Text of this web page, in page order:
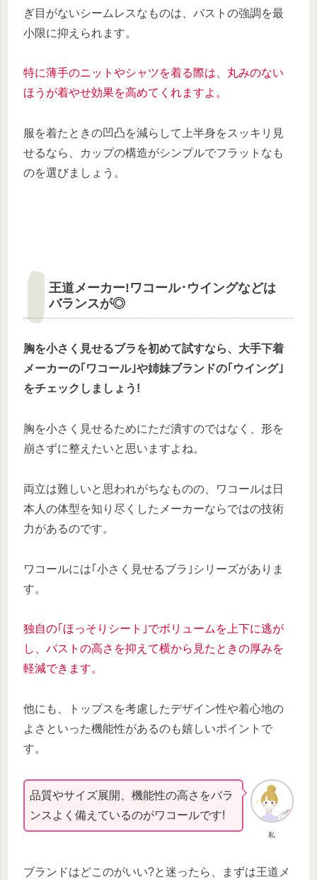
ぎ目がないシームレスなものは、バストの強調を最
小限に抑えられます。
特に薄手のニットやシャツを着る際は、丸みのない
ほうが着やせ効果を高めてくれますよ。
服を着たときの凹凸を減らして上半身をスッキリ見
せるなら、カップの構造がシンプルでフラットなも
のを選びましょう。
王道メーカー!ワコール･ウイングなどは
バランスが◎
胸を小さく見せるブラを初めて試すなら、大手下着
メーカーの｢ワコール｣や姉妹ブランドの｢ウイング｣
をチェックしましょう!
胸を小さく見せるためにただ潰すのではなく、形を
崩さずに整えたいと思いますよね。
両立は難しいと思われがちなものの、ワコールは日
本人の体型を知り尽くしたメーカーならではの技術
力があるのです。
ワコールには｢小さく見せるブラ｣シリーズがありま
す。
独自の｢ほっそりシート｣でボリュームを上下に逃が
し、バストの高さを抑えて横から見たときの厚みを
軽減できます。
他にも、トップスを考慮したデザイン性や着心地の
よさといった機能性があるのも嬉しいポイントで
す。
私
品質やサイズ展開、機能性の高さをバラ
ンスよく備えているのがワコールです!
ブランドはどこのがいい?と迷ったら、まずは王道メ